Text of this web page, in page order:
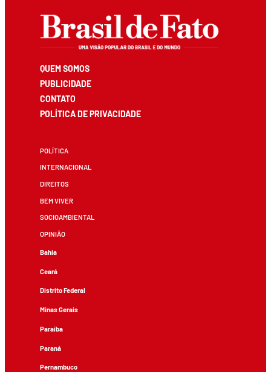
QUEM SOMOS
PUBLICIDADE
CONTATO
POLÍTICA DE PRIVACIDADE
POLÍTICA
INTERNACIONAL
DIREITOS
BEM VIVER
SOCIOAMBIENTAL
OPINIÃO
Bahia
Ceará
Distrito Federal
Minas Gerais
Paraíba
Paraná
Pernambuco